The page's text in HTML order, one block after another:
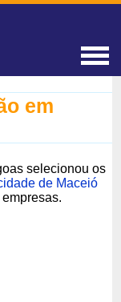
em
selecionou os
de Maceió